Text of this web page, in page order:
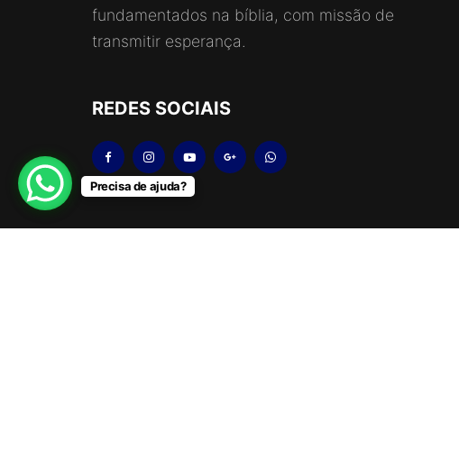
fundamentados na bíblia, com missão de
transmitir esperança.
REDES SOCIAIS
Precisa de ajuda?